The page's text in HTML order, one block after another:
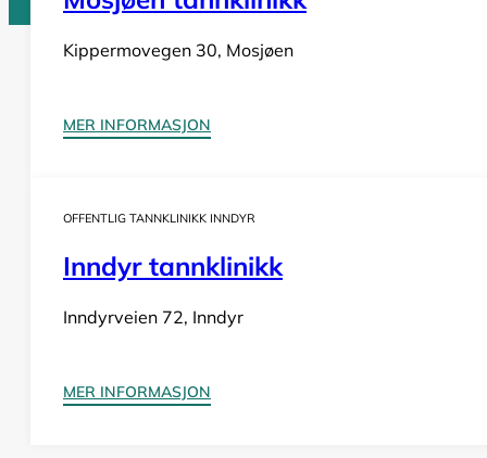
Kippermovegen 30, Mosjøen
MER INFORMASJON
OFFENTLIG TANNKLINIKK INNDYR
Inndyr tannklinikk
Inndyrveien 72, Inndyr
MER INFORMASJON
Tannlege Norge © 2026